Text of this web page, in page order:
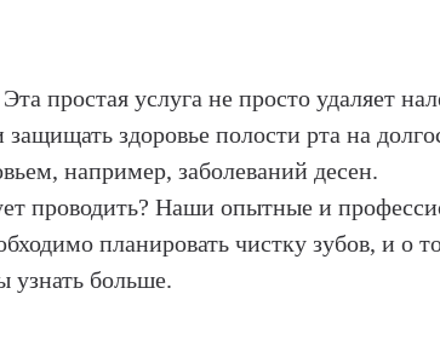
простая услуга не просто удаляет
здоровье полости рта на
например, заболеваний десен.
проводить? Наши опытные и
планировать чистку зубов, и о
узнать больше.